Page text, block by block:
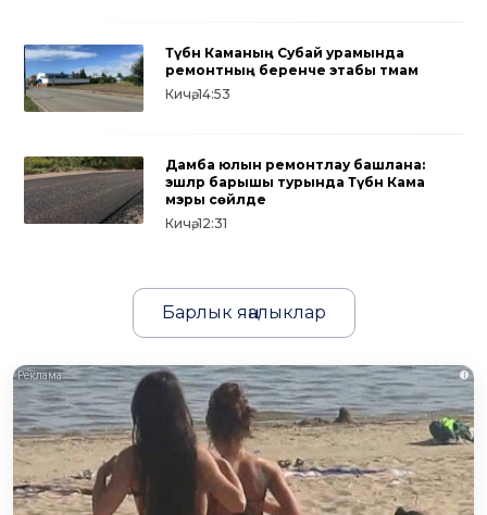
Түбән Каманың Субай урамында
ремонтның беренче этабы тәмам
Кичә, 14:53
Дамба юлын ремонтлау башлана:
эшләр барышы турында Түбән Кама
мэры сөйләде
Кичә, 12:31
Барлык яңалыклар
i